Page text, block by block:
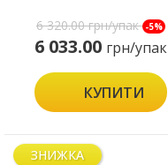
6 320.00грн/упак -5%
6 033.00 грн/упак
КУПИТИ
ЗНИЖКА